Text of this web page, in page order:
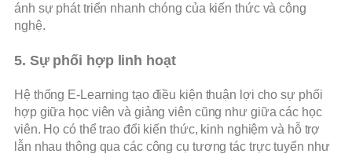
ánh sự phát triển nhanh chóng của kiến thức và công
nghệ.
5. Sự phối hợp linh hoạt
Hệ thống E-Learning tạo điều kiện thuận lợi cho sự phối
hợp giữa học viên và giảng viên cũng như giữa các học
viên. Họ có thể trao đổi kiến thức, kinh nghiệm và hỗ trợ
lẫn nhau thông qua các công cụ tương tác trực tuyến như